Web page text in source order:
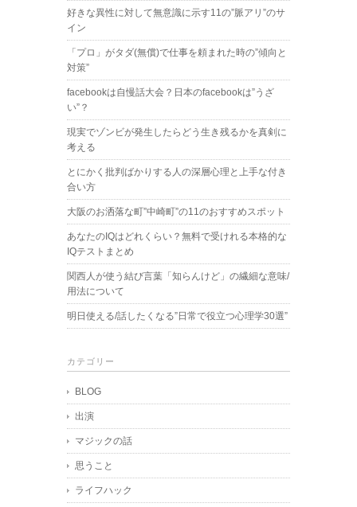
好きな異性に対して無意識に示す11の”脈アリ”のサ
イン
「プロ」がタダ(無償)で仕事を頼まれた時の”傾向と
対策”
facebookは自慢話大会？日本のfacebookは”うざ
い”？
現実でゾンビが発生したらどう生き残るかを真剣に
考える
とにかく批判ばかりする人の深層心理と上手な付き
合い方
大阪のお洒落な町”中崎町”の11のおすすめスポット
あなたのIQはどれくらい？無料で受けれる本格的な
IQテストまとめ
関西人が使う結び言葉「知らんけど」の繊細な意味/
用法について
明日使える/話したくなる”日常で役立つ心理学30選”
カテゴリー
BLOG
出演
マジックの話
思うこと
ライフハック